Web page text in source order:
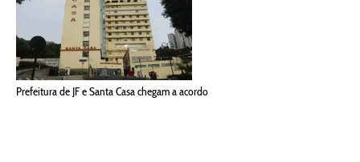
Prefeitura de JF e Santa Casa chegam a acordo